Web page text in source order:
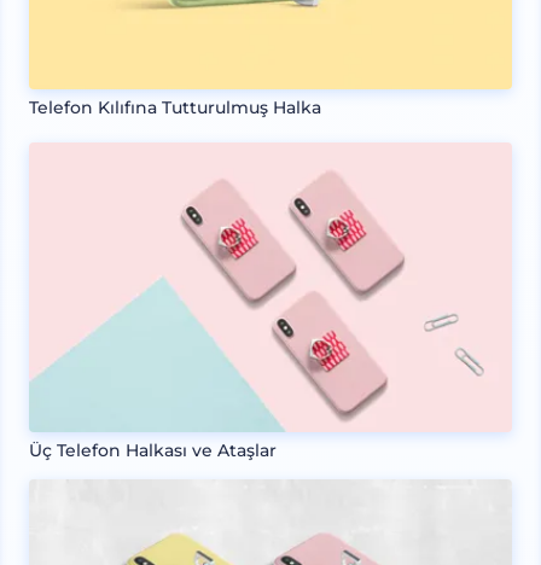
Telefon Kılıfına Tutturulmuş Halka
Üç Telefon Halkası ve Ataşlar